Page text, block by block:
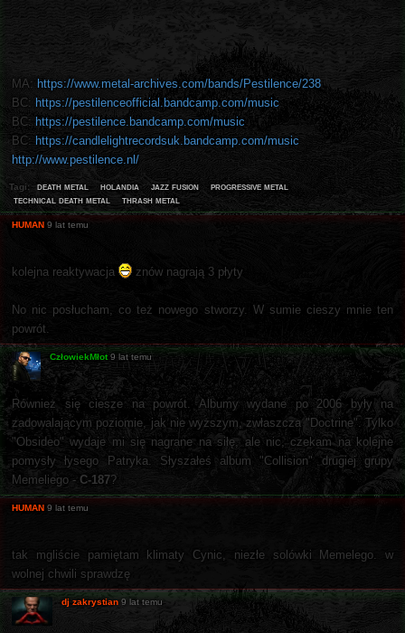
MA: https://www.metal-archives.com/bands/Pestilence/238
BC: https://pestilenceofficial.bandcamp.com/music
BC: https://pestilence.bandcamp.com/music
BC: https://candlelightrecordsuk.bandcamp.com/music
http://www.pestilence.nl/
Tagi: death metal holandia jazz fusion
progressive metal
technical death metal
thrash metal
HUMAN 9 lat temu
kolejna reaktywacja znów nagrają 3 płyty
No nic posłucham, co też nowego stworzy. W sumie cieszy mnie ten
powrót.
CzłowiekMłot 9 lat temu
Również się ciesze na powrót. Albumy wydane po 2006 były na
zadowalającym poziomie, jak nie wyższym, zwłaszcza "Doctrine". Tylko
"Obsideo" wydaje mi się nagrane na siłę, ale nic, czekam na kolejne
pomysły łysego Patryka. Słyszałeś album "Collision" drugiej grupy
Memeliego - C-187?
HUMAN 9 lat temu
tak mgliście pamiętam klimaty Cynic, niezłe solówki Memelego. w
wolnej chwili sprawdzę
dj zakrystian 9 lat temu